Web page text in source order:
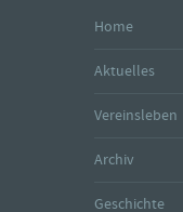
Home
Aktuelles
Vereinsleben
Archiv
Geschichte